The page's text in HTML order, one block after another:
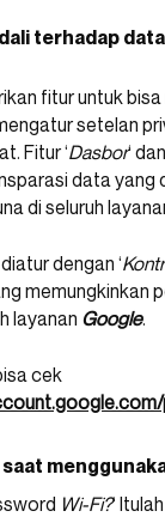
terhadap
fitur untuk
setelan
Fitur ‘Dasbor‘ dan
data yang
di seluruh
dengan ‘
memungkinkan
layanan Google.
cek
Wi-Fi?‘